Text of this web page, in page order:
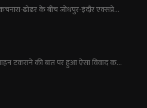
ढोढर के बीच जोधपुर-इंदौर एक्सप्रे...
टकराने की बात पर हुआ ऐसा विवाद क...